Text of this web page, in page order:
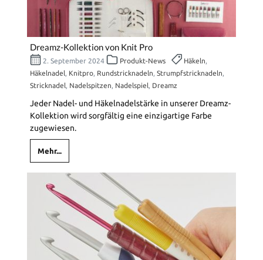
Dreamz-Kollektion von Knit Pro
2. September 2024 Produkt-News Häkeln,
Häkelnadel , Knitpro, Rundstricknadeln, Strumpfstricknadeln,
Stricknadel , Nadelspitzen, Nadelspiel , Dreamz
Jeder Nadel- und Häkelnadelstärke in unserer Dreamz-
Kollektion wird sorgfältig eine einzigartige Farbe
zugewiesen.
Mehr...